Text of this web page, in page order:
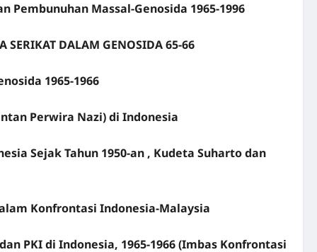
Pembunuhan Massal-Genosida 1965-1996
SERIKAT DALAM GENOSIDA 65-66
1965-1966
Perwira Nazi) di Indonesia
Sejak Tahun 1950-an , Kudeta Suharto dan
Konfrontasi Indonesia-Malaysia
PKI di Indonesia, 1965-1966 (Imbas Konfrontasi